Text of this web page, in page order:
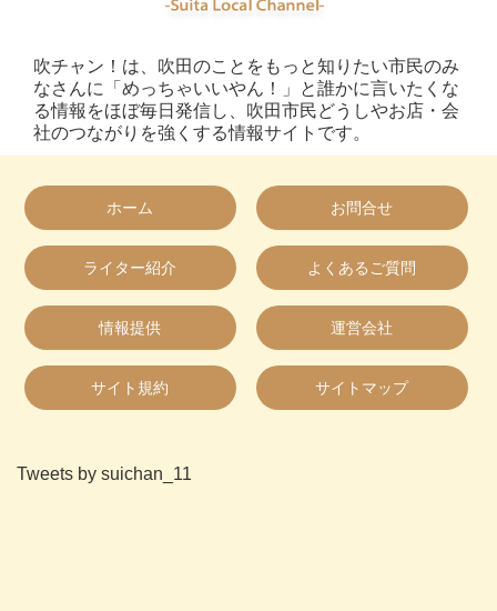
吹チャン！は、吹田のことをもっと知りたい市民のみ
なさんに「めっちゃいいやん！」と誰かに言いたくな
る情報をほぼ毎日発信し、吹田市民どうしやお店・会
社のつながりを強くする情報サイトです。
ホーム お問合せ
ライター紹介 よくあるご質問
情報提供 運営会社
サイト規約 サイトマップ
Tweets by suichan_11